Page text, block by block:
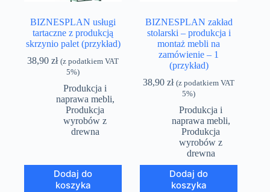
BIZNESPLAN usługi
tartaczne z produkcją
skrzynio palet (przykład)
38,90zł (z podatkiem VAT
5%)
Produkcja i
naprawa mebli,
Produkcja
wyrobów z
drewna
Dodaj do
koszyka
BIZNESPLAN zakład
stolarski – produkcja i
montaż mebli na
zamówienie – 1
(przykład)
38,90zł (z podatkiem VAT
5%)
Produkcja i
naprawa mebli,
Produkcja
wyrobów z
drewna
Dodaj do
koszyka